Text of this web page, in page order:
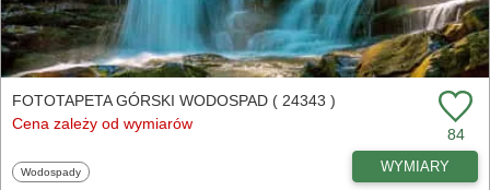
FOTOTAPETA GÓRSKI WODOSPAD ( 24343 )
Cena zależy od wymiarów
84
Fototapety
Wodospady WYMIARY